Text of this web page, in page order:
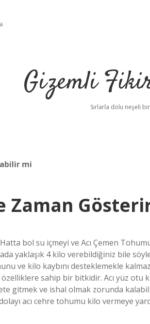
Gizemli
Sırlarla dolu neşeli
mi
Zaman
bol su içmeyi ve Acı Çemen
yaklaşık 4 kilo verebildiğiniz bile
ve kilo kaybını desteklemekle
sahip bir bitkidir. Acı yüz otu
gitmek ve ishal olmak zorunda
acı cehre tohumu kilo vermeye